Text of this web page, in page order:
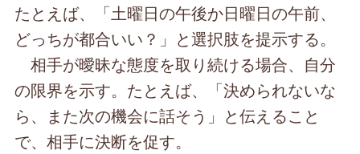
たとえば、「土曜日の午後か日曜日の午前、
どっちが都合いい？」と選択肢を提示する。
相手が曖昧な態度を取り続ける場合、自分
の限界を示す。たとえば、「決められないな
ら、また次の機会に話そう」と伝えること
で、相手に決断を促す。